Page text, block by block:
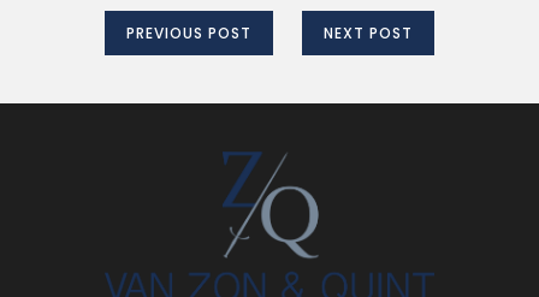
PREVIOUS POST NEXT POST